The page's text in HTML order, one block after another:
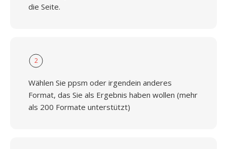
die Seite.
2
Wählen Sie ppsm oder irgendein anderes
Format, das Sie als Ergebnis haben wollen (mehr
als 200 Formate unterstützt)